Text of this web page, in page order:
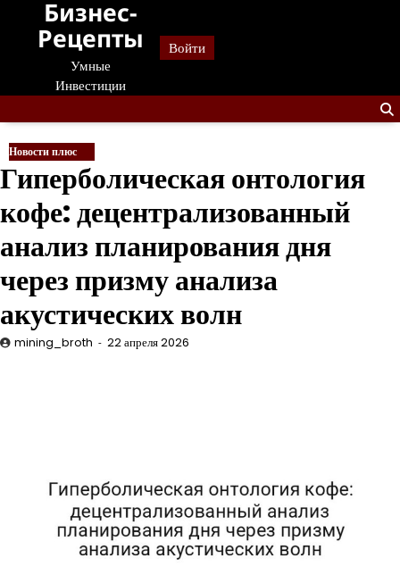
Перейти
содержанию
Бизнес-
Рецепты
Умные
Инвестиции
Войти
Новости плюс
Гиперболическая онтология
кофе: децентрализованный
анализ планирования дня
через призму анализа
акустических волн
mining_broth 22 апреля 2026